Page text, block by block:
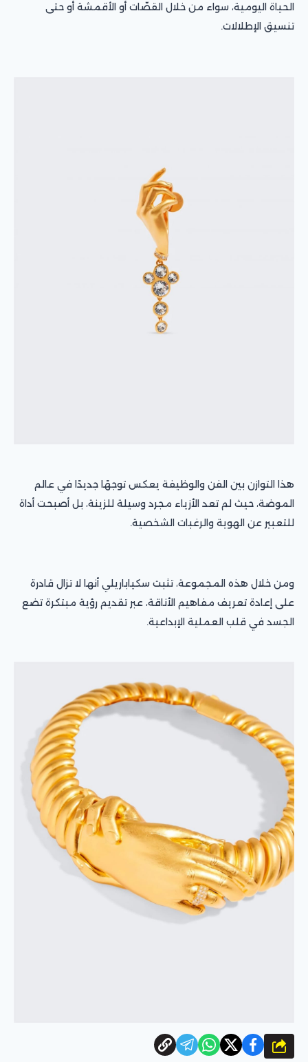
الحياة اليومية، سواء من خلال القصّات أو الأقمشة أو حتى
تنسيق الإطلالات.
هذا التوازن بين الفن والوظيفة يعكس توجهًا جديدًا في عالم
الموضة، حيث لم تعد الأزياء مجرد وسيلة للزينة، بل أصبحت أداة
للتعبير عن الهوية والرغبات الشخصية.
ومن خلال هذه المجموعة، تثبت سكياباريلي أنها لا تزال قادرة
على إعادة تعريف مفاهيم الأناقة، عبر تقديم رؤية مبتكرة تضع
الجسد في قلب العملية الإبداعية.
شارك